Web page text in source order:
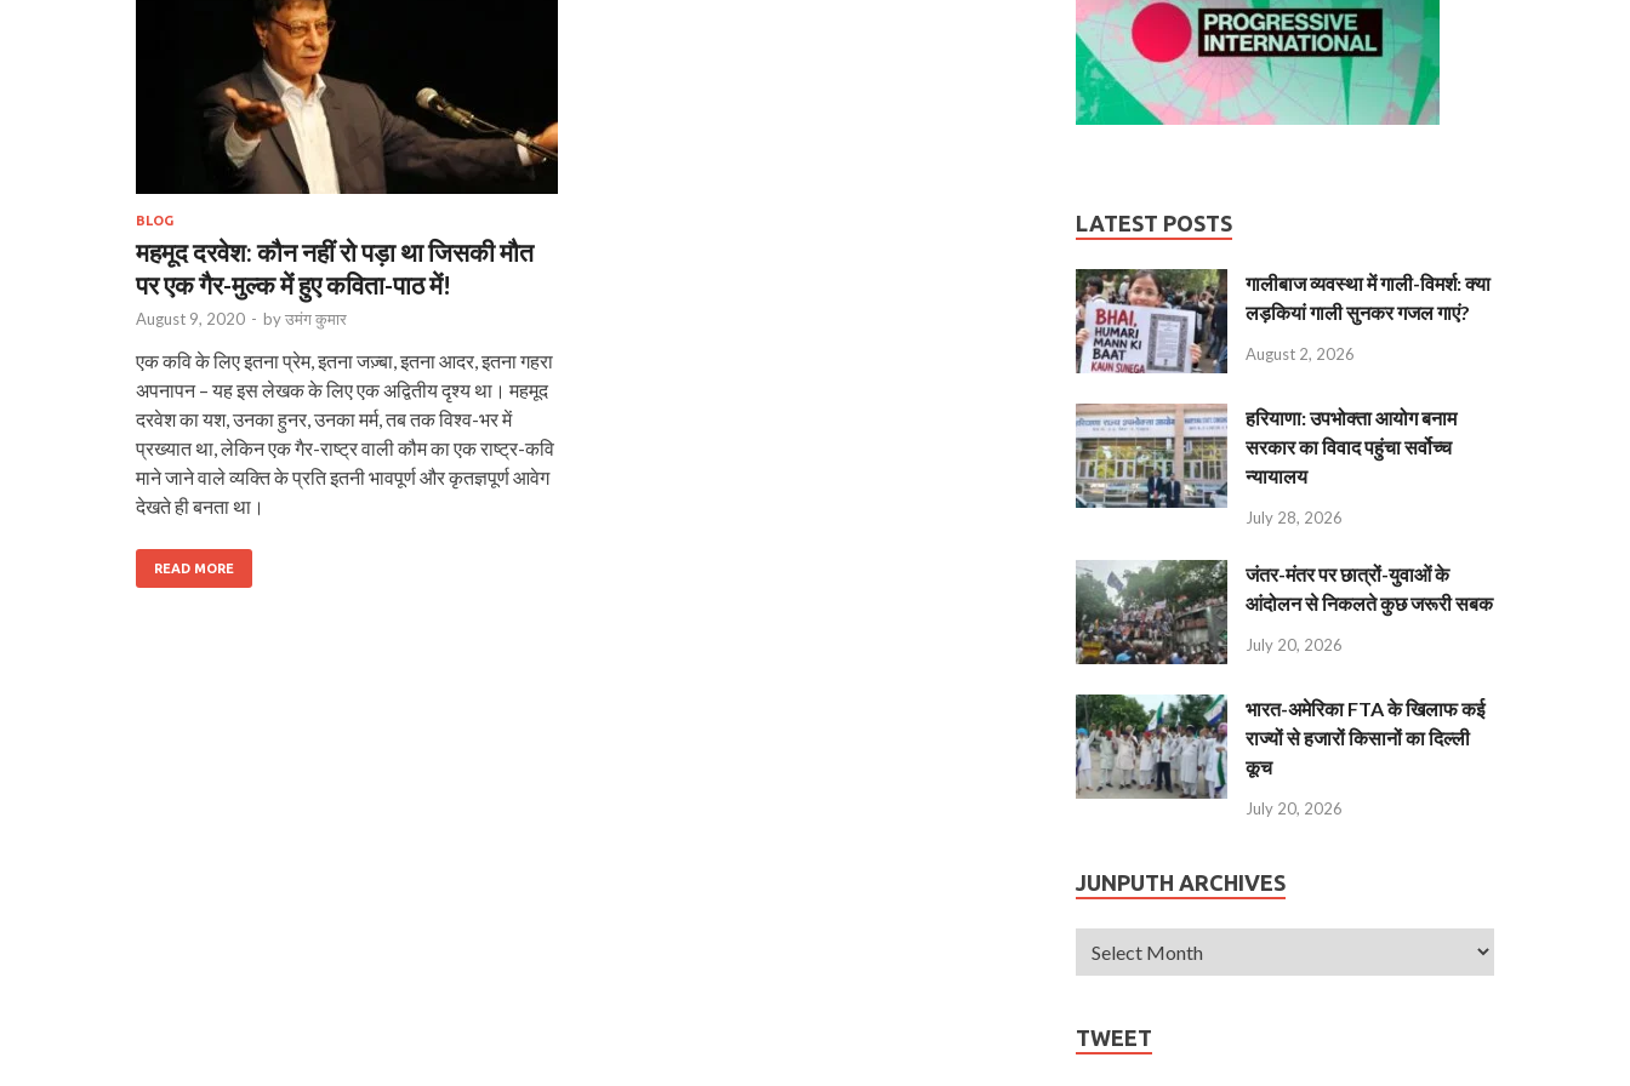
BLOG
महमूद दरवेश: कौन नहीं रो पड़ा था जिसकी मौत
पर एक गैर-मुल्क में हुए कविता-पाठ में!
August 9, 2020 - byउमंग कुमार
एक कवि के लिए इतना प्रेम, इतना जज़्बा, इतना आदर, इतना गहरा
अपनापन – यह इस लेखक के लिए एक अद्वितीय दृश्य था। महमूद
दरवेश का यश, उनका हुनर, उनका मर्म, तब तक विश्व-भर में
प्रख्यात था, लेकिन एक गैर-राष्ट्र वाली कौम का एक राष्ट्र-कवि
माने जाने वाले व्यक्ति के प्रति इतनी भावपूर्ण और कृतज्ञपूर्ण आवेग
देखते ही बनता था।
READ MORE
LATEST POSTS
गालीबाज व्‍यवस्‍था में गाली-विमर्श: क्या
लड़कियां गाली सुनकर गजल गाएं?
August 2, 2026
हरियाणा: उपभोक्ता आयोग बनाम
सरकार का विवाद पहुंचा सर्वोच्च
न्यायालय
July 28, 2026
जंतर-मंतर पर छात्रों-युवाओं के
आंदोलन से निकलते कुछ जरूरी सबक
July 20, 2026
भारत-अमेरिका FTA के खिलाफ कई
राज्यों से हजारों किसानों का दिल्ली
कूच
July 20, 2026
JUNPUTH ARCHIVES
TWEET